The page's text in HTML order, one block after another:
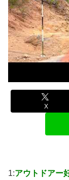
X
1:アウトドアー